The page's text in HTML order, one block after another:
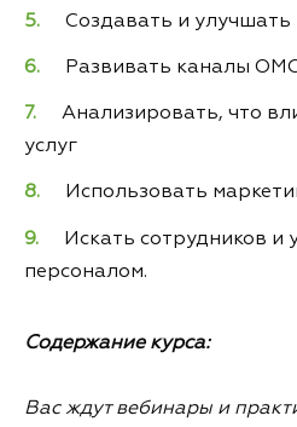
Создавать и улучшать
Развивать каналы
Анализировать, что
услуг
Использовать
Искать сотрудников и
персоналом.
Содержание курса:
Вас ждут вебинары и